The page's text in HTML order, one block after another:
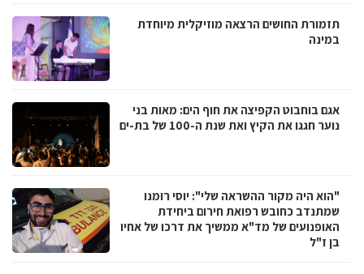
תזמורת החושים הרצאה מוזיקלית מיוחדת
במינה
אגם בוחבוט הקפיצה את חוף הים: מאות בני
נוער חגגו את הקיץ ואת שנת ה-100 של בת-ים
"הוא היה מקור ההשראה שלי": יוסי רומנו
שמתנדב כחובש רפואת חירום ביחידת
האופנועים של מד"א ממשיך את דרכו של אחיו
בן ז"ל